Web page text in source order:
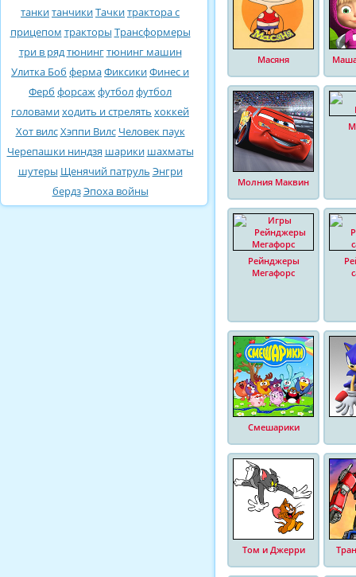
танкитанчикиТачкитрактора с
прицепом тракторы Трансформеры
три в рядтюнингтюнинг машин
Улитка Боб фермаФиксикиФинес и
Ферб форсажфутболфутбол
головамиходить и стрелять хоккей
Хот вилсХэппи Вилс Человек паук
Черепашки ниндзя шарики шахматы
шутеры Щенячий патруль Энгри
бердзЭпоха войны
Масяня
Молния Маквин
Рейнджеры
Мегафорс
Смешарики
Том и Джерри